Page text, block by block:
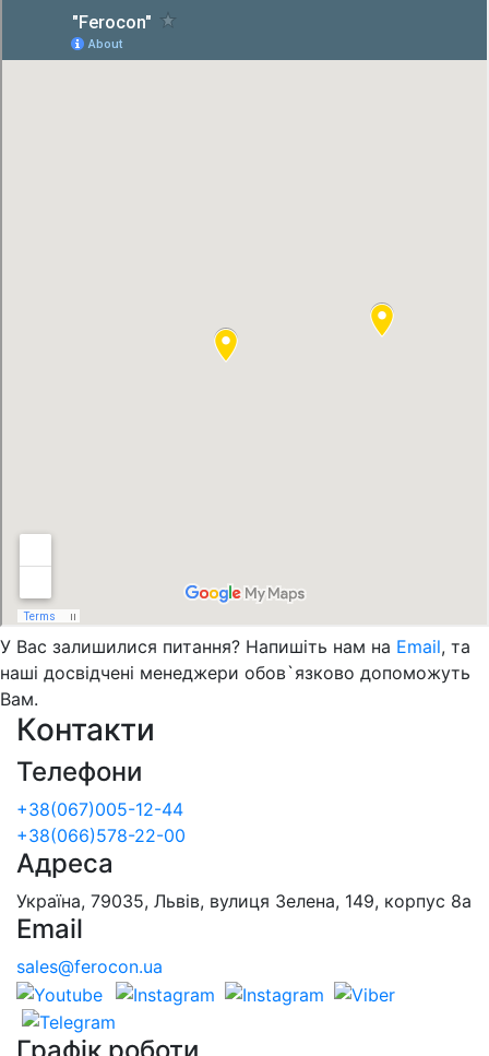
У Вас залишилися питання? Напишіть нам на Email, та
наші досвідчені менеджери обов`язково допоможуть
Вам.
Контакти
Телефони
+38(067)005-12-44
+38(066)578-22-00
Адреса
Україна, 79035, Львів, вулиця Зелена, 149, корпус 8а
Email
sales@ferocon.ua